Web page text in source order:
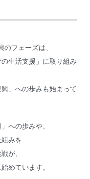
フェーズは、
生活支援」に取り組み
」への歩みも始まって
への歩みや、
みを
が、
めています。